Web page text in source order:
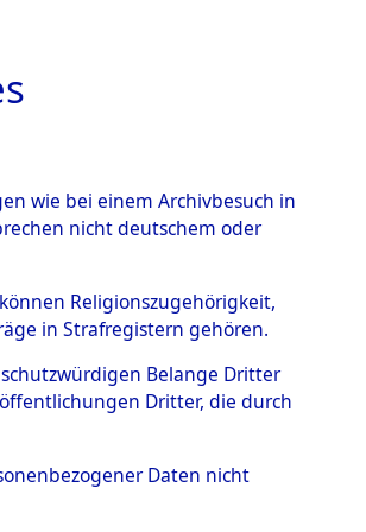
wie bei einem Archivbesuch in
nicht deutschem oder
Religionszugehörigkeit,
in Strafregistern gehören.
Belange Dritter
Dritter, die durch
Daten nicht